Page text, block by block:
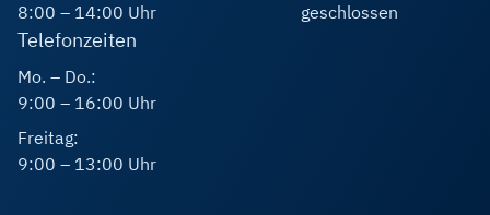
8:00 – 14:00 Uhr
geschlossen
Telefonzeiten
Mo. – Do.:
9:00 – 16:00 Uhr
Freitag:
9:00 – 13:00 Uhr